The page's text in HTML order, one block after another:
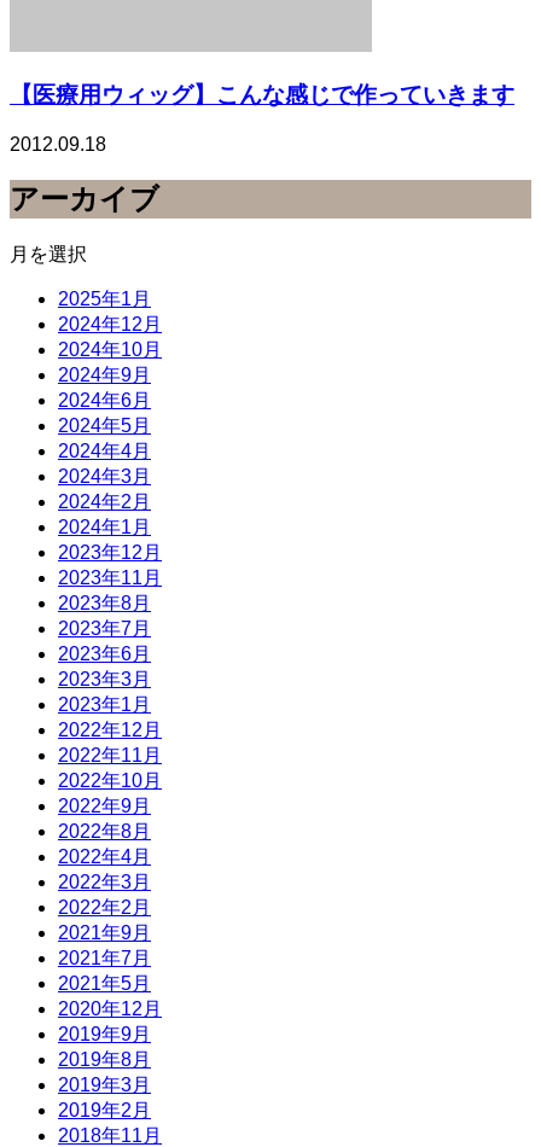
【医療用ウィッグ】こんな感じで作っていきます
2012.09.18
アーカイブ
月を選択
2025年1月
2024年12月
2024年10月
2024年9月
2024年6月
2024年5月
2024年4月
2024年3月
2024年2月
2024年1月
2023年12月
2023年11月
2023年8月
2023年7月
2023年6月
2023年3月
2023年1月
2022年12月
2022年11月
2022年10月
2022年9月
2022年8月
2022年4月
2022年3月
2022年2月
2021年9月
2021年7月
2021年5月
2020年12月
2019年9月
2019年8月
2019年3月
2019年2月
2018年11月